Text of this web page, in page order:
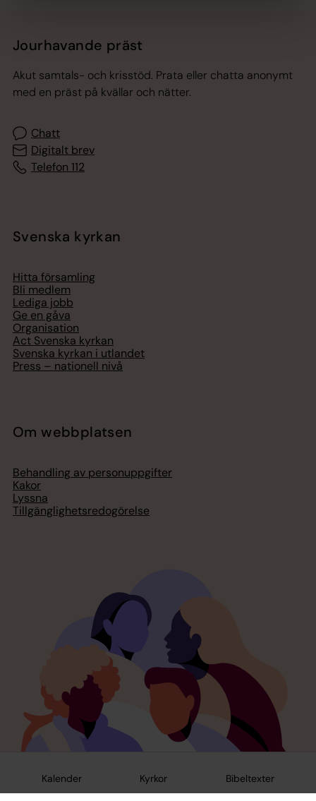
Kalender Kyrkor Bibeltexter
Jourhavande präst
Akut samtals- och krisstöd. Prata eller chatta anonymt
med en präst på kvällar och nätter.
Chatt
Digitalt brev
Telefon 112
Svenska kyrkan
Hitta församling
Bli medlem
Lediga jobb
Ge en gåva
Organisation
Act Svenska kyrkan
Svenska kyrkan i utlandet
Press – nationell nivå
Om webbplatsen
Behandling av personuppgifter
Kakor
Lyssna
Tillgänglighetsredogörelse